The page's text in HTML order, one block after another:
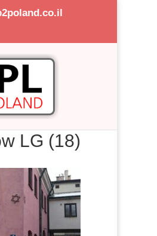
LG (18)